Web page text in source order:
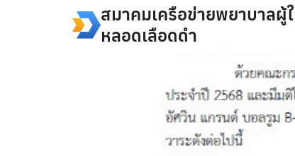
สมาคมเครือข่ายพยาบาลผู้
หลอดเลือดดำ